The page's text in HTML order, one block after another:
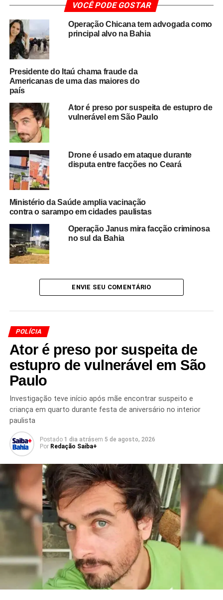
Comando da Capital (PCC), além de atuar em diversos
esquemas criminosos no estado de São Paulo.
Federal apura a extensão da rede de lavagem de
dinheiro e a participação de outros envolvidos no
esquema.
AOperação Exchangeintegra um conjunto de ações
voltadas ao combate à criminalidade financeira e ao
movimentação de recursos provenientes de atividades
ilícitas. As diligências incluem o cumprimento de
mandados judiciais e a coleta de provas para aprofundar
as investigações.
Além das investigações conduzidas no Brasil,
Henrique de Oliveira Shimada também foi alvo de
em razão de seu suposto vínculo com integrantes do
PCC. As medidas ampliaram a repercussão internacional
do caso e reforçaram o monitoramento sobre as
movimentações financeiras atribuídas ao investigado.
O inquérito segue em andamento, e
enquanto analisam documentos e outros elementos
investigação, e a responsabilidade criminal dos
com garantia do direito à ampla defesa e ao contraditório.
TÓPICOS RELACIONADOS CRIME ORGANIZADO
DOLEIRO
ESQUEMA DE LAVAGEM DE DINHEIRO
FORAGIDO DA JUSTIÇA
INVESTIGAÇÃO DA POLÍCIA FEDERAL
LAVAGEM DE DINHEIRO
OPERAÇÃO DA PF
OPERAÇÃO EXCHANGE
PCC
POLÍCIA FEDERAL
PRIMEIRO COMANDO DA CAPITAL
SANÇÕES DOS ESTADOS UNIDOS
SÃO PAULO
VICTOR HENRIQUE DE OLIVEIRA SHIMADA
PRÓXIMO
Operação prende nove advogados na Bahia
NÃO PERCA
VOCÊ PODE GOSTAR
Operação Chicana tem advogada como
principal alvo na Bahia
Presidente do Itaú chama fraude da
Americanas de uma das maiores do
país
Ator é preso por suspeita de estupro de
vulnerável em São Paulo
Drone é usado em ataque durante
disputa entre facções no Ceará
Ministério da Saúde amplia vacinação
contra o sarampo em cidades paulistas
Operação Janus mira facção criminosa
no sul da Bahia
ENVIE SEU COMENTÁRIO
POLÍCIA
Ator é preso por suspeita de
estupro de vulnerável em São
Paulo
Investigação teve início após mãe encontrar suspeito e
criança em quarto durante festa de aniversário no interior
paulista
Postado 1 dia atrásem 5 de agosto, 2026
Por Redação Saiba+